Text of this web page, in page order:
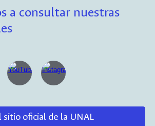
a consultar nuestras
sitio oficial de la UNAL